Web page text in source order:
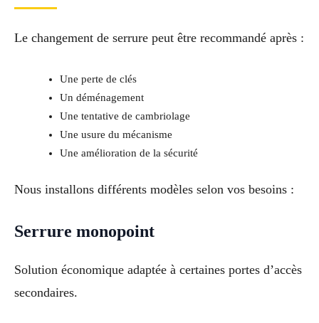
Le changement de serrure peut être recommandé après :
Une perte de clés
Un déménagement
Une tentative de cambriolage
Une usure du mécanisme
Une amélioration de la sécurité
Nous installons différents modèles selon vos besoins :
Serrure monopoint
Solution économique adaptée à certaines portes d’accès
secondaires.